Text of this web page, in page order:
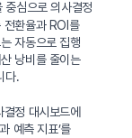
심으로 의사결정
전환율과 ROI를
자동으로 집행
낭비를 줄이는
다.
정 대시보드에
예측 지표’를